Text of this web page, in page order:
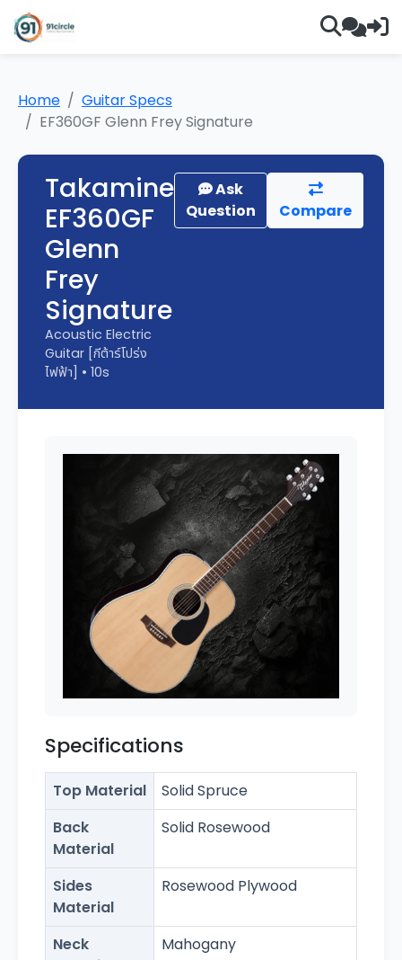
Home
Guitar Specs
EF360GF Glenn Frey Signature
Takamine
EF360GF
Glenn
Frey
Signature
Acoustic Electric
Guitar [กีต้าร์โปร่ง
ไฟฟ้า] • 10s
Ask
Question
Compare
Specifications
Top Material
Solid Spruce
Back
Material
Solid Rosewood
Sides
Material
Rosewood Plywood
Neck
Mahogany